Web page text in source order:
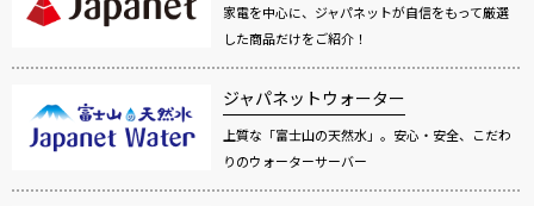
家電を中心に、ジャパネットが自信をもって厳選
した商品だけをご紹介！
ジャパネットウォーター
上質な「富士山の天然水」。安心・安全、こだわ
りのウォーターサーバー